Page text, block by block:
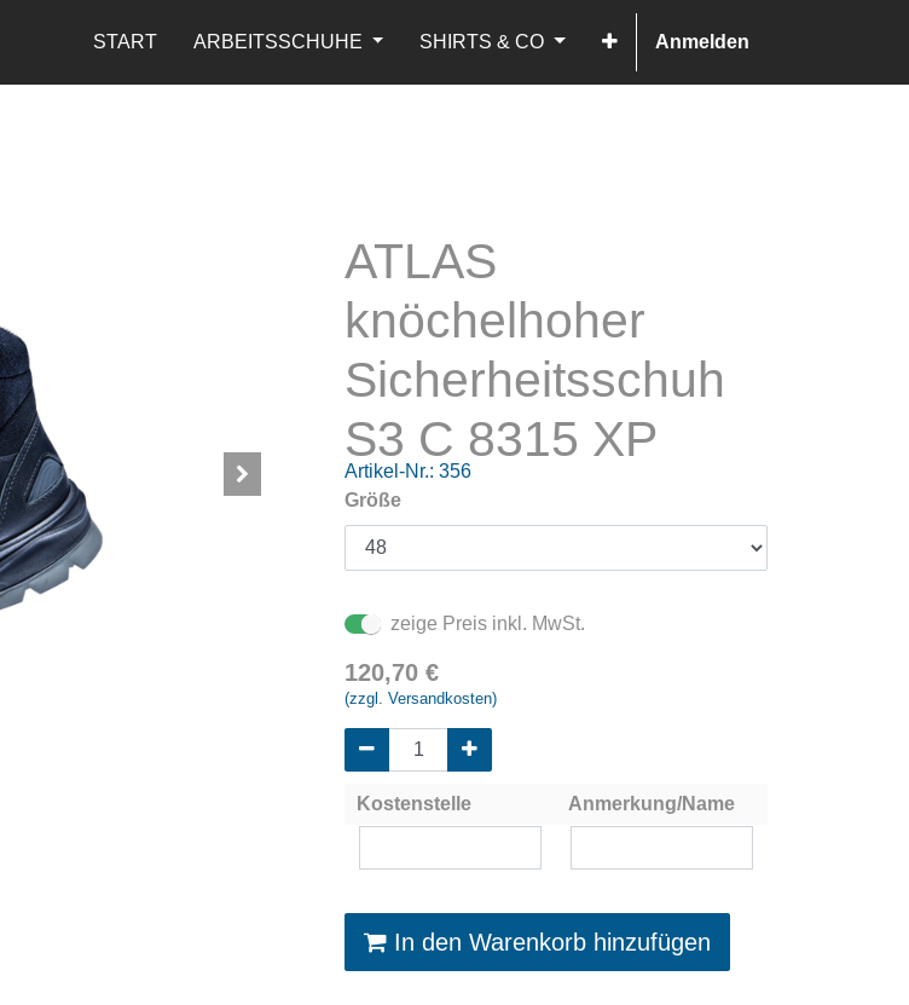
START ARBEITSSCHUHE SHIRTS & CO Anmelden
ATLAS
knöchelhoher
Sicherheitsschuh
S3 C 8315 XP
Artikel-Nr.: 356
Größe
zeige Preis inkl. MwSt.
120,70 €
(zzgl. Versandkosten)
Kostenstelle Anmerkung/Name
In den Warenkorb hinzufügen